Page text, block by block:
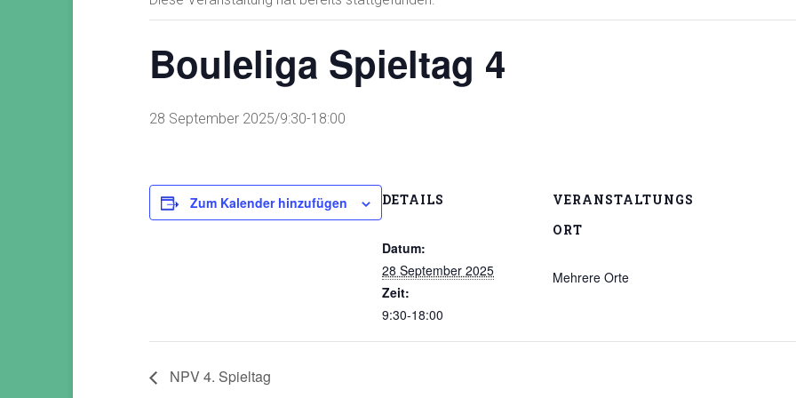
Bouleliga Spieltag 4
28 September 2025/9:30-18:00
Zum Kalender hinzufügen DETAILS
Datum:
28 September 2025
Zeit:
9:30-18:00
VERANSTALTUNGS
ORT
Mehrere Orte
NPV 4. Spieltag